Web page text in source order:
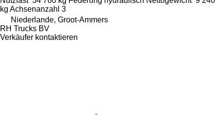
kg Achsenanzahl 3
Niederlande, Groot-Ammers
RH Trucks BV
Verkäufer kontaktieren